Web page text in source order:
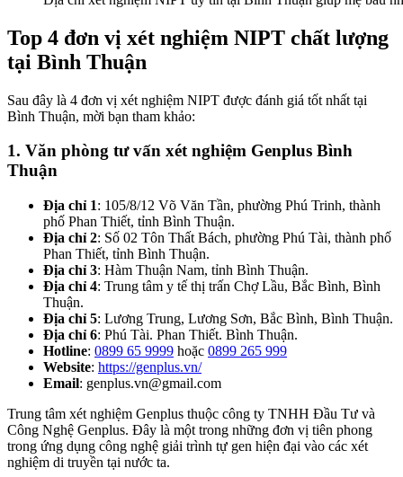
Top 4 đơn vị xét nghiệm NIPT chất lượng
tại Bình Thuận
Sau đây là 4 đơn vị xét nghiệm NIPT được đánh giá tốt nhất tại
Bình Thuận, mời bạn tham khảo:
1. Văn phòng tư vấn xét nghiệm Genplus Bình
Thuận
Địa chỉ 1: 105/8/12 Võ Văn Tần, phường Phú Trinh, thành
phố Phan Thiết, tỉnh Bình Thuận.
Địa chỉ 2: Số 02 Tôn Thất Bách, phường Phú Tài, thành phố
Phan Thiết, tỉnh Bình Thuận.
Địa chỉ 3: Hàm Thuận Nam, tỉnh Bình Thuận.
Địa chỉ 4: Trung tâm y tế thị trấn Chợ Lầu, Bắc Bình, Bình
Thuận.
Địa chỉ 5: Lương Trung, Lương Sơn, Bắc Bình, Bình Thuận.
Địa chỉ 6: Phú Tài. Phan Thiết. Bình Thuận.
Hotline: 0899 65 9999 hoặc 0899 265 999
Website: https://genplus.vn/
Email: genplus.vn@gmail.com
Trung tâm xét nghiệm Genplus thuộc công ty TNHH Đầu Tư và
Công Nghệ Genplus. Đây là một trong những đơn vị tiên phong
trong ứng dụng công nghệ giải trình tự gen hiện đại vào các xét
nghiệm di truyền tại nước ta.